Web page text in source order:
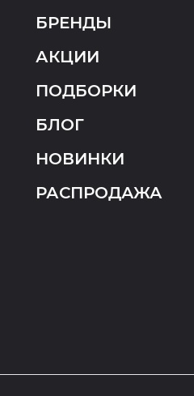
БРЕНДЫ
АКЦИИ
ПОДБОРКИ
БЛОГ
НОВИНКИ
РАСПРОДАЖА